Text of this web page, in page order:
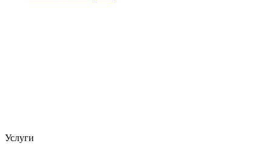
Услуги